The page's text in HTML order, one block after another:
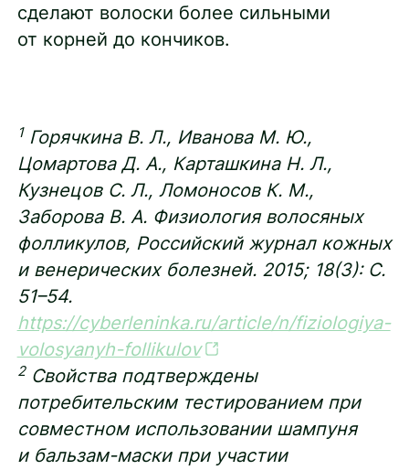
сделают волоски более сильными
от корней до кончиков.
1Горячкина В. Л., Иванова М. Ю.,
Цомартова Д. А., Карташкина Н. Л.,
Кузнецов С. Л., Ломоносов К. М.,
Заборова В. А. Физиология волосяных
фолликулов, Российский журнал кожных
и венерических болезней. 2015; 18(3): С.
51–54.
https://cyberleninka.ru/article/n/fiziologiya-
volosyanyh-follikulov
2Свойства подтверждены
потребительским тестированием при
совместном использовании шампуня
и бальзам-маски при участии